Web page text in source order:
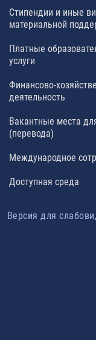
Стипендии и иные
материальной
Платные
услуги
Финансово-
деятельность
Вакантные места
(перевода)
Международное
Доступная среда
Версия для